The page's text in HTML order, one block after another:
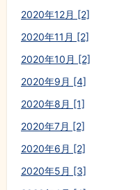
2020年12月 [2]
2020年11月 [2]
2020年10月 [2]
2020年9月 [4]
2020年8月 [1]
2020年7月 [2]
2020年6月 [2]
2020年5月 [3]